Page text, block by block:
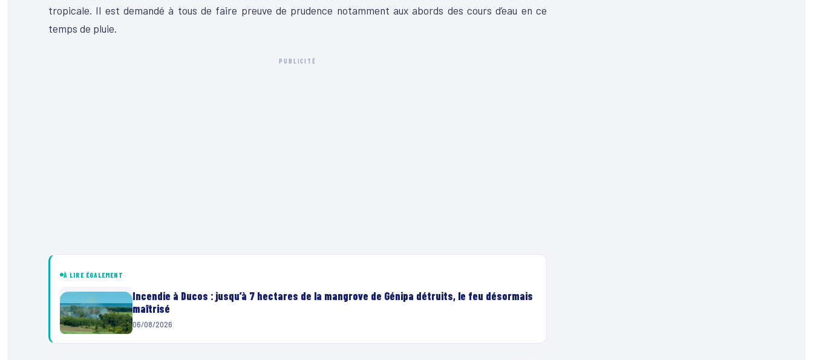
tropicale. Il est demandé à tous de faire preuve de prudence notamment aux abords des cours d’eau en ce
temps de pluie.
PUBLICITÉ
À LIRE ÉGALEMENT
Incendie à Ducos : jusqu’à 7 hectares de la mangrove de Génipa détruits, le feu désormais
maîtrisé
06/08/2026